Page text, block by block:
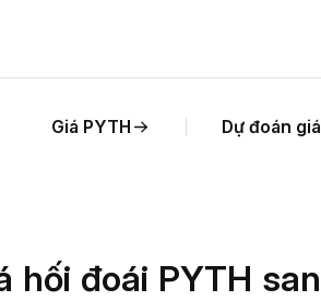
Giá PYTH Dự đoán
hối đoái PYTH